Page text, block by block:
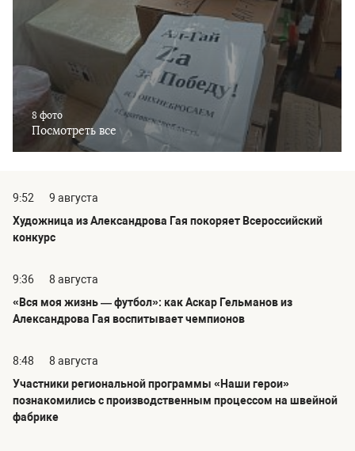
8 фото
Посмотреть все
9:52
9 августа
Художница из Александрова Гая покоряет Всероссийский
конкурс
9:36
8 августа
«Вся моя жизнь — футбол»: как Аскар Гельманов из
Александрова Гая воспитывает чемпионов
8:48
8 августа
Участники региональной программы «Наши герои»
познакомились с производственным процессом на швейной
фабрике